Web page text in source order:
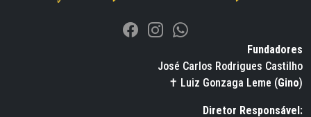
Fundadores
José Carlos Rodrigues Castilho
✝ Luiz Gonzaga Leme (Gino)
Diretor Responsável: